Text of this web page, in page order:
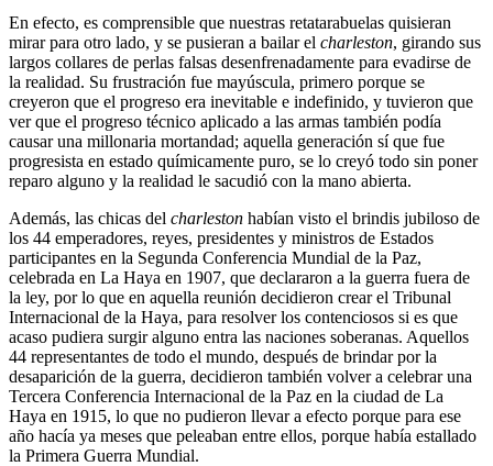
En efecto, es comprensible que nuestras retatarabuelas quisieran
mirar para otro lado, y se pusieran a bailar el charleston, girando sus
largos collares de perlas falsas desenfrenadamente para evadirse de
la realidad. Su frustración fue mayúscula, primero porque se
creyeron que el progreso era inevitable e indefinido, y tuvieron que
ver que el progreso técnico aplicado a las armas también podía
causar una millonaria mortandad; aquella generación sí que fue
progresista en estado químicamente puro, se lo creyó todo sin poner
reparo alguno y la realidad le sacudió con la mano abierta.
Además, las chicas del charleston habían visto el brindis jubiloso de
los 44 emperadores, reyes, presidentes y ministros de Estados
participantes en la Segunda Conferencia Mundial de la Paz,
celebrada en La Haya en 1907, que declararon a la guerra fuera de
la ley, por lo que en aquella reunión decidieron crear el Tribunal
Internacional de la Haya, para resolver los contenciosos si es que
acaso pudiera surgir alguno entra las naciones soberanas. Aquellos
44 representantes de todo el mundo, después de brindar por la
desaparición de la guerra, decidieron también volver a celebrar una
Tercera Conferencia Internacional de la Paz en la ciudad de La
Haya en 1915, lo que no pudieron llevar a efecto porque para ese
año hacía ya meses que peleaban entre ellos, porque había estallado
la Primera Guerra Mundial.